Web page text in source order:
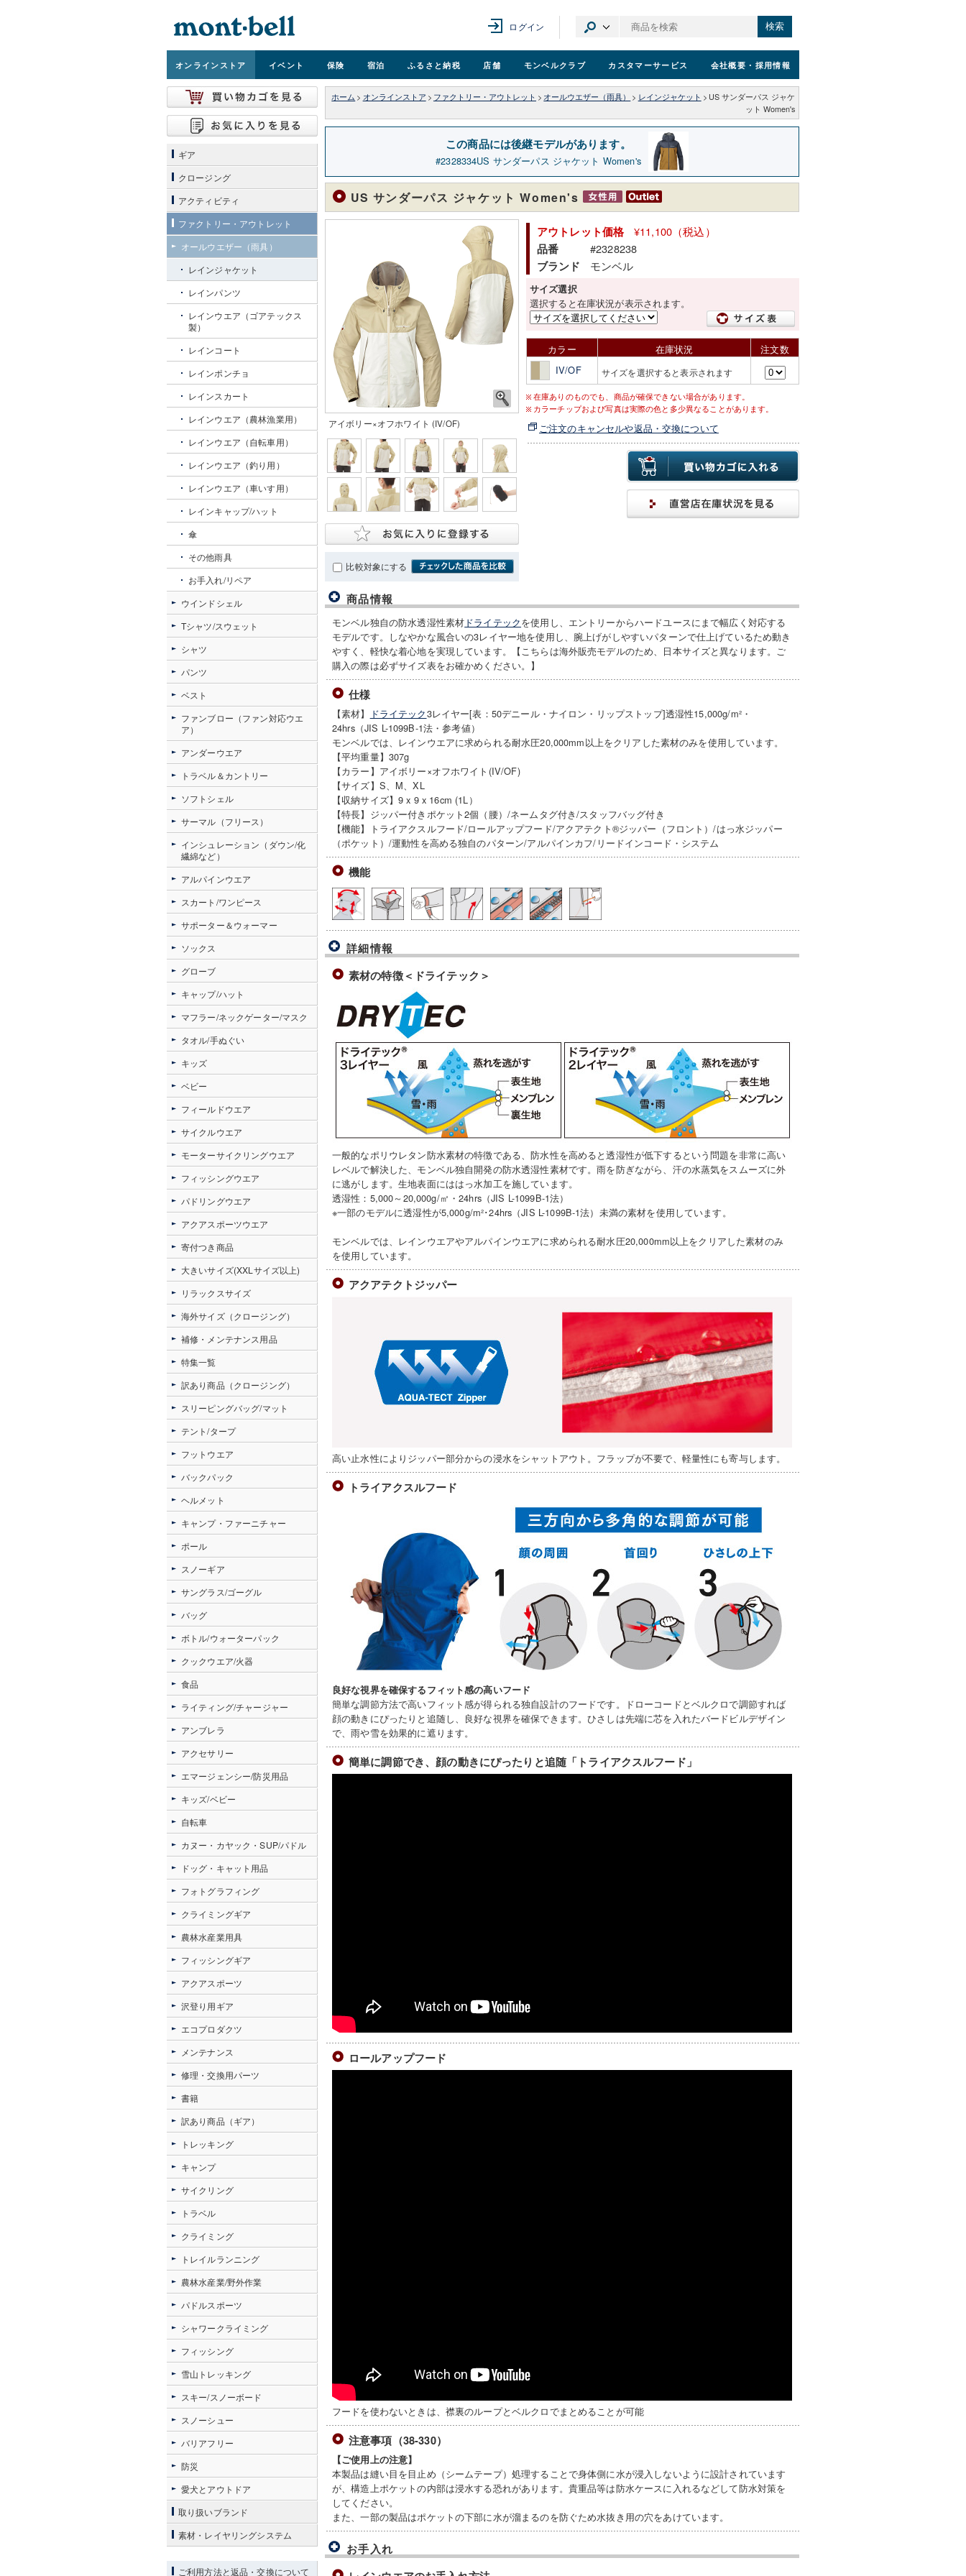
ログイン 検索
オンラインストア イベント 保険 宿泊 ふるさと納税 店舗 モンベルクラブ カスタマーサービス 会社概要 ・採用情報
ホーム > オンラインストア > ファクトリー・アウトレット > オールウエザー（雨具） > レインジャケット > US サンダーパス ジャケ
ット Women's
この商品には後継モデルがあります。
2328334US サンダーパス ジャケット Women's
US サンダーパス ジャケット Women's
アイボリー×オフホワイト (IV/OF)
比較対象にする
アウトレット価格 ¥11,100（税込）
品番 #2328238
ブランド モンベル
サイズ選択
選択すると在庫状況が表示されます。
カラー 在庫状況
注文数
IV/OF
サイズを選択すると表示されます
在庫ありのものでも、商品が確保できない場合があります。
カラーチップおよび写真は実際の色と多少異なることがあります。
ご注文のキャンセルや返品・交換について
商品情報
モンベル独自の防水透湿性素材 ドライテックを使用し、エントリーからハードユースにまで幅広く対応する
モデルです。しなやかな風合いの3レイヤー地を使用し、腕上げがしやすいパターンで仕上げているため動き
やすく、軽快な着心地を実現しています。【こちらは海外販売モデルのため、日本サイズと異なります。ご
購入の際は必ずサイズ表をお確かめください。】
仕様
【素材】 ドライテック3レイヤー[表：50デニール・ナイロン・リップストップ]透湿性15,000g/m²・
24hrs（JIS L-1099B-1法・参考値）
モンベルでは、レインウエアに求められる耐水圧20,000mm以上をクリアした素材のみを使用しています。
【平均重量】307g
【カラー】アイボリー×オフホワイト(IV/OF)
【サイズ】S、M、XL
【収納サイズ】9 x 9 x 16cm (1L）
【特長】ジッパー付きポケット2個（腰）/ネームタグ付き/スタッフバッグ付き
【機能】トライアクスルフード/ロールアップフード/アクアテクト®ジッパー（フロント）/はっ水ジッパー
（ポケット）/運動性を高める独自のパターン/アルパインカフ/リードインコード・システム
機能
詳細情報
素材の特徴＜ドライテック＞
一般的なポリウレタン防水素材の特徴である、防水性を高めると透湿性が低下するという問題を非常に高い
レベルで解決した、モンベル独自開発の防水透湿性素材です。雨を防ぎながら、汗の水蒸気をスムーズに外
に逃がします。生地表面にははっ水加工を施しています。
透湿性：5,000～20,000g/㎡・24hrs（JIS L-1099B-1法）
※一部のモデルに透湿性が5,000g/m²･24hrs（JIS L-1099B-1法）未満の素材を使用しています。
モンベルでは、レインウエアやアルパインウエアに求められる耐水圧20,000mm以上をクリアした素材のみ
を使用しています。
アクアテクトジッパー
高い止水性によりジッパー部分からの浸水をシャットアウト。フラップが不要で、軽量性にも寄与します。
トライアクスルフード
良好な視界を確保するフィット感の高いフード
簡単な調節方法で高いフィット感が得られる独自設計のフードです。ドローコードとベルクロで調節すれば
顔の動きにぴったりと追随し、良好な視界を確保できます。ひさしは先端に芯を入れたバードビルデザイン
で、雨や雪を効果的に遮ります。
簡単に調節でき、顔の動きにぴったりと追随「トライアクスルフード」
ロールアップフード
フードを使わないときは、襟裏のループとベルクロでまとめることが可能
注意事項（38-330）
【ご使用上の注意】
本製品は縫い目を目止め（シームテープ）処理することで身体側に水が浸入しないように設計されています
が、構造上ポケットの内部は浸水する恐れがあります。貴重品等は防水ケースに入れるなどして防水対策を
してください。
また、一部の製品はポケットの下部に水が溜まるのを防ぐため水抜き用の穴をあけています。
お手入れ
ギア
クロージング
アクティビティ
ファクトリー・アウトレット
オールウエザー（雨具）
レインジャケット
レインパンツ
レインウエア（ゴアテックス
製）
レインコート
レインポンチョ
レインスカート
レインウエア（農林漁業用）
レインウエア（自転車用）
レインウエア（釣り用）
レインウエア（車いす用）
レインキャップ/ハット
傘
その他雨具
お手入れ/リペア
ウインドシェル
Tシャツ/スウェット
シャツ
パンツ
ベスト
ファンブロー（ファン対応ウエ
ア）
アンダーウエア
トラベル＆カントリー
ソフトシェル
サーマル（フリース）
インシュレーション（ダウン/化
繊綿など）
アルパインウエア
スカート/ワンピース
サポーター＆ウォーマー
ソックス
グローブ
キャップ/ハット
マフラー/ネックゲーター/マスク
タオル/手ぬぐい
キッズ
ベビー
フィールドウエア
サイクルウエア
モーターサイクリングウエア
フィッシングウエア
パドリングウエア
アクアスポーツウエア
寄付つき商品
大きいサイズ(XXLサイズ以上)
リラックスサイズ
海外サイズ（クロージング）
補修・メンテナンス用品
特集一覧
訳あり商品（クロージング）
スリーピングバッグ/マット
テント/タープ
フットウエア
バックパック
ヘルメット
キャンプ・ファーニチャー
ポール
スノーギア
サングラス/ゴーグル
バッグ
ボトル/ウォーターパック
クックウエア/火器
食品
ライティング/チャージャー
アンブレラ
アクセサリー
エマージェンシー/防災用品
キッズ/ベビー
自転車
カヌー・カヤック・SUP/パドル
ドッグ・キャット用品
フォトグラフィング
クライミングギア
農林水産業用具
フィッシングギア
アクアスポーツ
沢登り用ギア
エコプロダクツ
メンテナンス
修理・交換用パーツ
書籍
訳あり商品（ギア）
トレッキング
キャンプ
サイクリング
トラベル
クライミング
トレイルランニング
農林水産業/野外作業
パドルスポーツ
シャワークライミング
フィッシング
雪山トレッキング
スキー/スノーボード
スノーシュー
バリアフリー
防災
愛犬とアウトドア
取り扱いブランド
素材・レイヤリングシステム
ご利用方法と返品・交換について